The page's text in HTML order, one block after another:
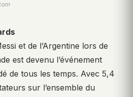
et de l’Argentine lors de
est devenu l’événement
de tous les temps. Avec 5,4
sur l’ensemble du